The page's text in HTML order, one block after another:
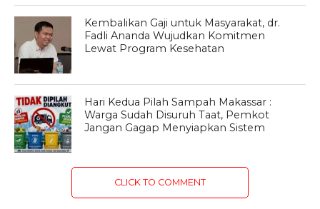
Kembalikan Gaji untuk Masyarakat, dr.
Fadli Ananda Wujudkan Komitmen
Lewat Program Kesehatan
Hari Kedua Pilah Sampah Makassar :
Warga Sudah Disuruh Taat, Pemkot
Jangan Gagap Menyiapkan Sistem
CLICK TO COMMENT